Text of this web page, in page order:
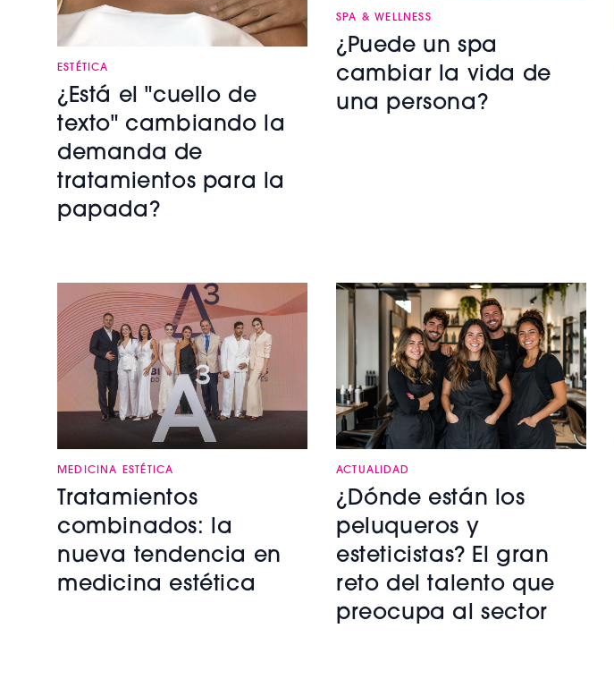
ESTÉTICA
¿Está el "cuello de
texto" cambiando la
demanda de
tratamientos para la
papada?
SPA & WELLNESS
¿Puede un spa
cambiar la vida de
una persona?
MEDICINA ESTÉTICA
Tratamientos
combinados: la
nueva tendencia en
medicina estética
ACTUALIDAD
¿Dónde están los
peluqueros y
esteticistas? El gran
reto del talento que
preocupa al sector